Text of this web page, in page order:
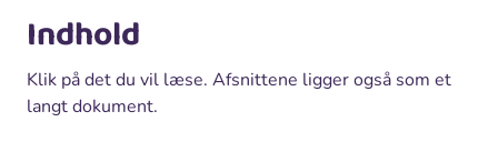
Indhold
Klik på det du vil læse. Afsnittene ligger også som et
langt dokument.